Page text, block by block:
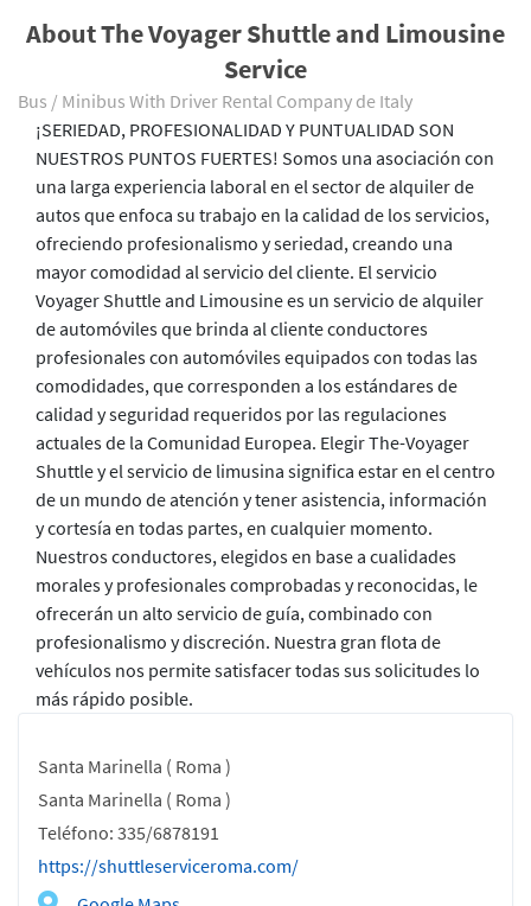
About The Voyager Shuttle and Limousine
Service
Bus / Minibus With Driver Rental Company de Italy
Santa Marinella ( Roma )
Santa Marinella ( Roma )
Teléfono: 335/6878191
https://shuttleserviceroma.com/
¡SERIEDAD, PROFESIONALIDAD Y PUNTUALIDAD SON
NUESTROS PUNTOS FUERTES! Somos una asociación con
una larga experiencia laboral en el sector de alquiler de
autos que enfoca su trabajo en la calidad de los servicios,
ofreciendo profesionalismo y seriedad, creando una
mayor comodidad al servicio del cliente. El servicio
Voyager Shuttle and Limousine es un servicio de alquiler
de automóviles que brinda al cliente conductores
profesionales con automóviles equipados con todas las
comodidades, que corresponden a los estándares de
calidad y seguridad requeridos por las regulaciones
actuales de la Comunidad Europea. Elegir The-Voyager
Shuttle y el servicio de limusina significa estar en el centro
de un mundo de atención y tener asistencia, información
y cortesía en todas partes, en cualquier momento.
Nuestros conductores, elegidos en base a cualidades
morales y profesionales comprobadas y reconocidas, le
ofrecerán un alto servicio de guía, combinado con
profesionalismo y discreción. Nuestra gran flota de
vehículos nos permite satisfacer todas sus solicitudes lo
más rápido posible.